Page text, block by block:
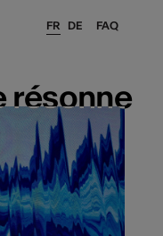
FAQ
FR DE
résonne
résonne